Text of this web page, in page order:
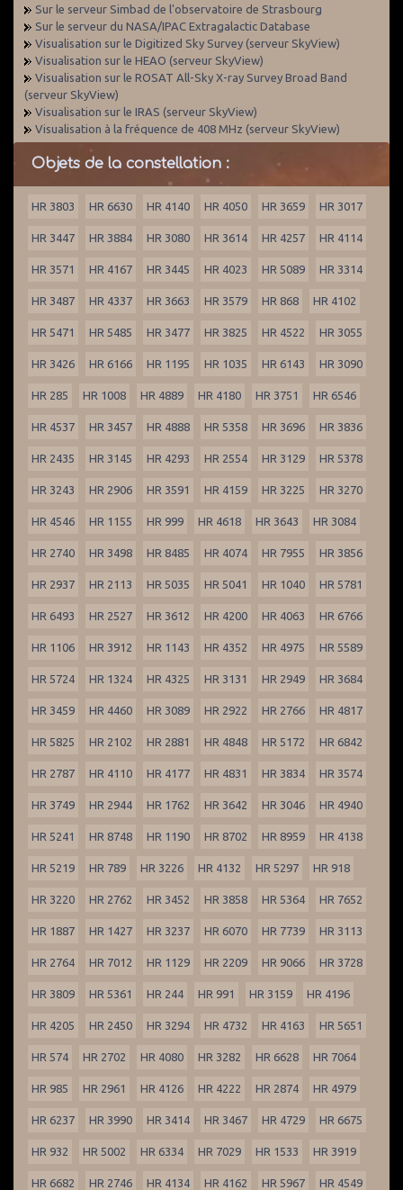
Sur le serveur Simbad de l'observatoire de Strasbourg
Sur le serveur du NASA/IPAC Extragalactic Database
Visualisation sur le Digitized Sky Survey (serveur SkyView)
Visualisation sur le HEAO (serveur SkyView)
Visualisation sur le ROSAT All-Sky X-ray Survey Broad Band
(serveur SkyView)
Visualisation sur le IRAS (serveur SkyView)
Visualisation à la fréquence de 408 MHz (serveur SkyView)
Objets de la constellation :
HR 3803 HR 6630 HR 4140 HR 4050 HR 3659 HR 3017
HR 3447 HR 3884 HR 3080 HR 3614 HR 4257 HR 4114
HR 3571 HR 4167 HR 3445 HR 4023 HR 5089 HR 3314
HR 3487 HR 4337 HR 3663 HR 3579 HR 868 HR 4102
HR 5471 HR 5485 HR 3477 HR 3825 HR 4522 HR 3055
HR 3426 HR 6166 HR 1195 HR 1035 HR 6143 HR 3090
HR 285 HR 1008 HR 4889 HR 4180 HR 3751 HR 6546
HR 4537 HR 3457 HR 4888 HR 5358 HR 3696 HR 3836
HR 2435 HR 3145 HR 4293 HR 2554 HR 3129 HR 5378
HR 3243 HR 2906 HR 3591 HR 4159 HR 3225 HR 3270
HR 4546 HR 1155 HR 999 HR 4618 HR 3643 HR 3084
HR 2740 HR 3498 HR 8485 HR 4074 HR 7955 HR 3856
HR 2937 HR 2113 HR 5035 HR 5041 HR 1040 HR 5781
HR 6493 HR 2527 HR 3612 HR 4200 HR 4063 HR 6766
HR 1106 HR 3912 HR 1143 HR 4352 HR 4975 HR 5589
HR 5724 HR 1324 HR 4325 HR 3131 HR 2949 HR 3684
HR 3459 HR 4460 HR 3089 HR 2922 HR 2766 HR 4817
HR 5825 HR 2102 HR 2881 HR 4848 HR 5172 HR 6842
HR 2787 HR 4110 HR 4177 HR 4831 HR 3834 HR 3574
HR 3749 HR 2944 HR 1762 HR 3642 HR 3046 HR 4940
HR 5241 HR 8748 HR 1190 HR 8702 HR 8959 HR 4138
HR 5219 HR 789 HR 3226 HR 4132 HR 5297 HR 918
HR 3220 HR 2762 HR 3452 HR 3858 HR 5364 HR 7652
HR 1887 HR 1427 HR 3237 HR 6070 HR 7739 HR 3113
HR 2764 HR 7012 HR 1129 HR 2209 HR 9066 HR 3728
HR 3809 HR 5361 HR 244 HR 991 HR 3159 HR 4196
HR 4205 HR 2450 HR 3294 HR 4732 HR 4163 HR 5651
HR 574 HR 2702 HR 4080 HR 3282 HR 6628 HR 7064
HR 985 HR 2961 HR 4126 HR 4222 HR 2874 HR 4979
HR 6237 HR 3990 HR 3414 HR 3467 HR 4729 HR 6675
HR 932 HR 5002 HR 6334 HR 7029 HR 1533 HR 3919
HR 6682 HR 2746 HR 4134 HR 4162 HR 5967 HR 4549